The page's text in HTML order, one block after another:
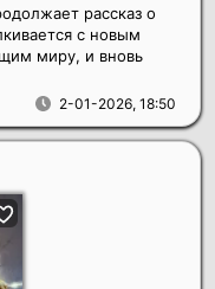
2-01-2026, 18:50
рассказ о
с новым
миру, и вновь